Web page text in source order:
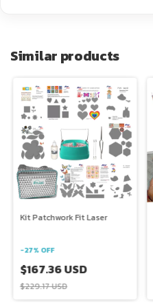
Similar products
Kit Patchwork Fit Laser
-27% OFF
$167.36 USD
$229.17 USD